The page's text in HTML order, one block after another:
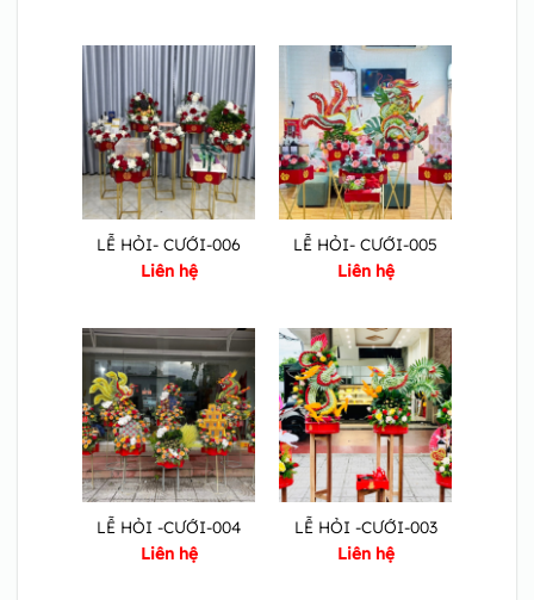
LỄ HỎI- CƯỚI-006
Liên hệ
LỄ HỎI- CƯỚI-005
Liên hệ
LỄ HỎI -CƯỚI-004
Liên hệ
LỄ HỎI -CƯỚI-003
Liên hệ